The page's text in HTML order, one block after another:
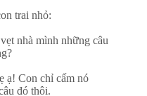
trai nhỏ:
nhà mình những câu
ạ! Con chỉ cấm nó
đó thôi.